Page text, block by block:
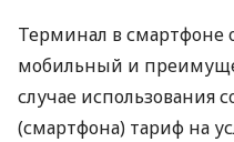
Терминал в смартфоне
мобильный и
случае использования
(смартфона) тариф на